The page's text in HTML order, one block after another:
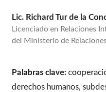
Lic. Richard Tur de la
Licenciado en Relaciones
del Ministerio de
Palabras clave:
derechos humanos,